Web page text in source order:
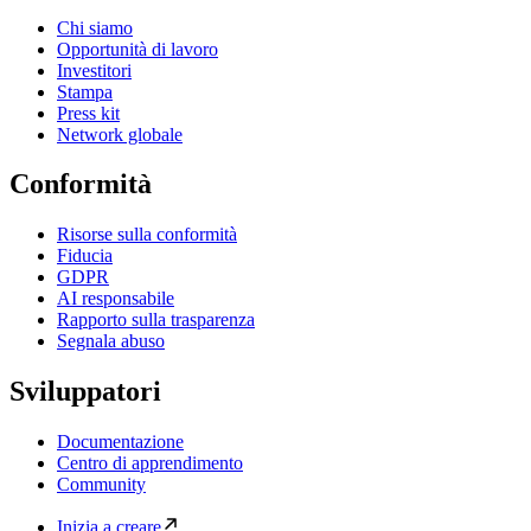
Chi siamo
Opportunità di lavoro
Investitori
Stampa
Press kit
Network globale
Conformità
Risorse sulla conformità
Fiducia
GDPR
AI responsabile
Rapporto sulla trasparenza
Segnala abuso
Sviluppatori
Documentazione
Centro di apprendimento
Community